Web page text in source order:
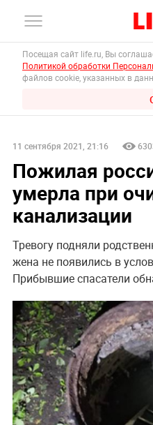
Посещая сайт life.ru, Вы
Политикой обработки
файлов cookie, указанных в
11 сентября 2021, 21:16
Пожилая
умерла при
канализации
Тревогу подняли
жена не появились в
Прибывшие спасатели